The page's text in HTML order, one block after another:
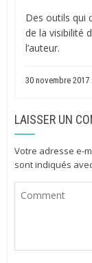
Des outils qui
de la visibilité
l’auteur.
30 novembre 2017
LAISSER UN
Votre adresse e-
sont indiqués